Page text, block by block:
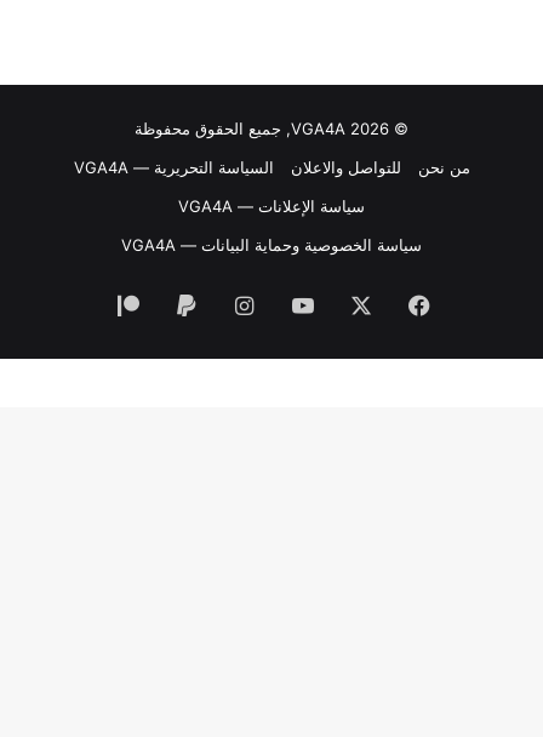
© VGA4A 2026, جميع الحقوق محفوظة
من نحن
للتواصل والاعلان
السياسة التحريرية — VGA4A
سياسة الإعلانات — VGA4A
سياسة الخصوصية وحماية البيانات — VGA4A
فيسبوك ‫YouTubeانستقرام
‏Paypal
‫Patreon